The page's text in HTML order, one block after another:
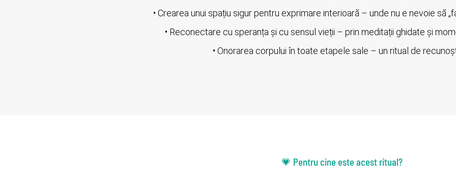
• Crearea unui spațiu sigur pentru exprimare interioară – unde nu e nevoie să
• Reconectare cu speranța și cu sensul vieții – prin meditații ghidate și
• Onorarea corpului în toate etapele sale – un ritual de
💗 Pentru cine este acest ritual?